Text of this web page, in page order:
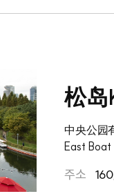
松
中央公园
East Boat
주소